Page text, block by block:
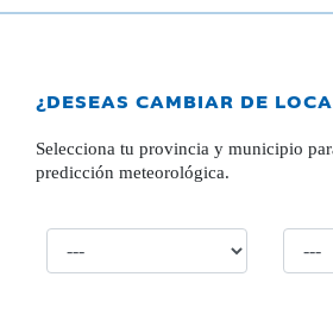
¿DESEAS CAMBIAR DE
Selecciona tu provincia y municipio
predicción meteorológica.